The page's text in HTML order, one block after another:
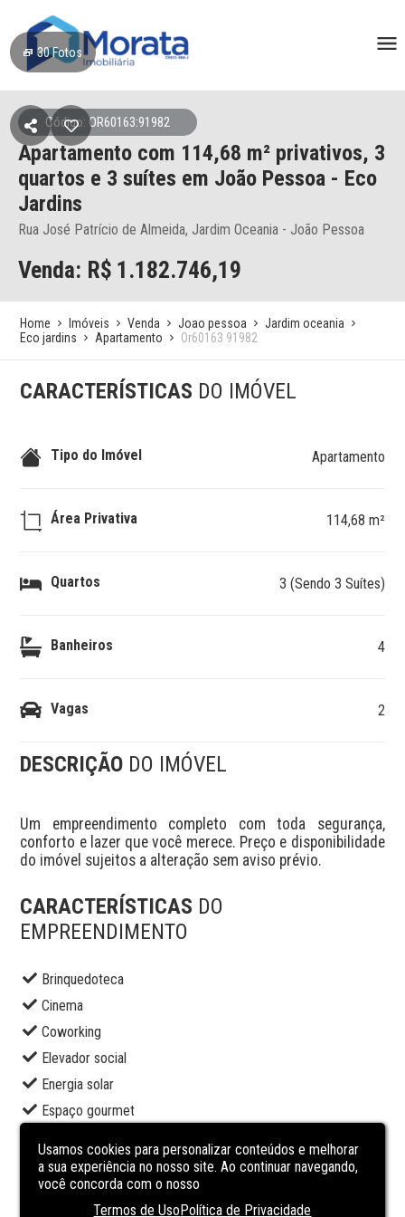
30Fotos
Código: OR60163:91982
Apartamento com 114,68 m² privativos, 3
quartos e 3 suítes em João Pessoa - Eco
Jardins
Rua José Patrício de Almeida, Jardim Oceania - João Pessoa
Venda: R$ 1.182.746,19
Home Imóveis Venda Joao pessoa
Jardim oceania
Eco jardins
Apartamento Or60163 91982
CARACTERÍSTICAS DO IMÓVEL
Tipo do Imóvel Apartamento
Área Privativa 114,68 m²
Quartos 3 (Sendo 3 Suítes)
Banheiros 4
Vagas 2
DESCRIÇÃO DO IMÓVEL
Um empreendimento completo com toda segurança,
conforto e lazer que você merece. Preço e disponibilidade
do imóvel sujeitos a alteração sem aviso prévio.
CARACTERÍSTICAS DO
EMPREENDIMENTO
Brinquedoteca
Cinema
Coworking
Elevador social
Energia solar
Espaço gourmet
Playground
Portaria
Usamos cookies para personalizar conteúdos e melhorar
a sua experiência no nosso site. Ao continuar navegando,
você concorda com o nosso
Termos de UsoPolítica de Privacidade